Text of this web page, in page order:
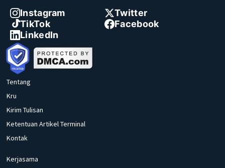
Instagram
Twitter
TikTok
Facebook
LinkedIn
Tentang
Kru
Kirim Tulisan
Ketentuan Artikel Terminal
Kontak
Kerjasama